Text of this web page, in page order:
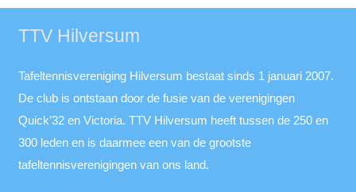
TTV Hilversum
Tafeltennisvereniging Hilversum bestaat sinds 1 januari 2007.
De club is ontstaan door de fusie van de verenigingen
Quick’32 en Victoria. TTV Hilversum heeft tussen de 250 en
300 leden en is daarmee een van de grootste
tafeltennisverenigingen van ons land.